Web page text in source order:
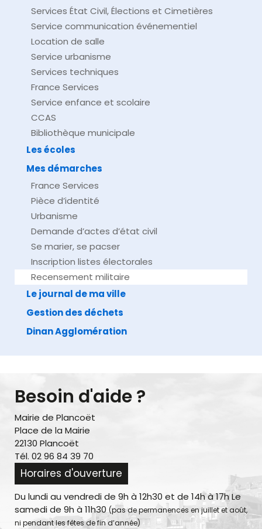
Services État Civil, Élections et Cimetières
Service communication événementiel
Location de salle
Service urbanisme
Services techniques
France Services
Service enfance et scolaire
CCAS
Bibliothèque municipale
Les écoles
Mes démarches
France Services
Pièce d’identité
Urbanisme
Demande d’actes d’état civil
Se marier, se pacser
Inscription listes électorales
Recensement militaire
Le journal de ma ville
Gestion des déchets
Dinan Agglomération
Besoin d'aide ?
Mairie de Plancoët
Place de la Mairie
22130 Plancoët
Tél. 02 96 84 39 70
Horaires d'ouverture
Du lundi au vendredi de 9h à 12h30 et de 14h à 17h Le
samedi de 9h à 11h30 (pas de permanences en juillet et août,
ni pendant les fêtes de fin d’année)